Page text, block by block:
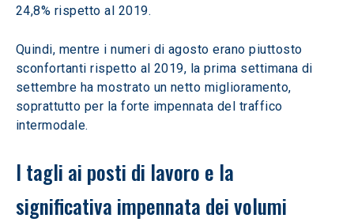
24,8% rispetto al 2019.
Quindi, mentre i numeri di agosto erano piuttosto
sconfortanti rispetto al 2019, la prima settimana di
settembre ha mostrato un netto miglioramento,
soprattutto per la forte impennata del traffico
intermodale.
I tagli ai posti di lavoro e la
significativa impennata dei volumi